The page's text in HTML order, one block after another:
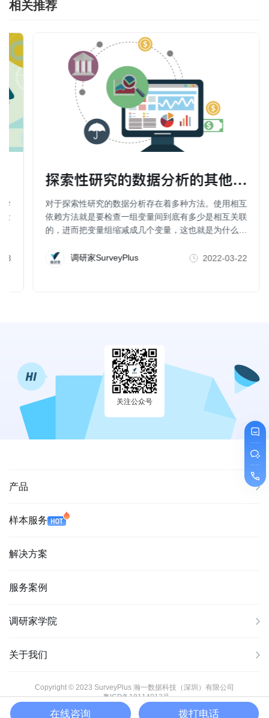
相关推荐
学
量
探索性研究的数据分析的其他方法（
对于探索性研究的数据分析存在着多种方法。使用相互
依赖方法就是要检查一组变量间到底有多少是相互关联
的，进而把变量组缩减成几个变量，这也就是为什么一
化方法。调研家SurveyPlus 2022-03-22
关注公众号
产品
样本服务
解决方案
服务案例
调研家学院
关于我们
Copyright © 2023 SurveyPlus 瀚一数据科技（深圳）有限公司
粤ICP备18114013号
粤公网安备44030502004015号
在线咨询 拨打电话